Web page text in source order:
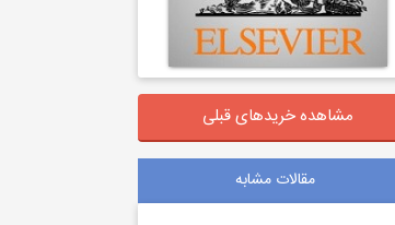
مشاهده خریدهای قبلی
مقالات مشابه